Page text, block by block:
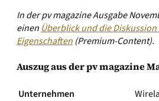
In der pv magazine Ausgabe
einen Überblick und die
Eigenschaften (Premium-Content).
Auszug aus der pv magazine
Unternehmen